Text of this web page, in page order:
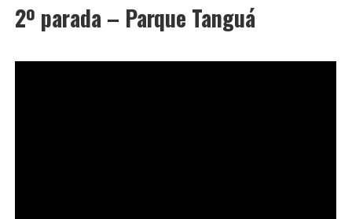
2º parada – Parque Tanguá